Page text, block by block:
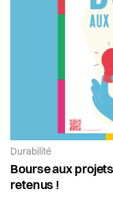
Article de la catégorie:
Durabilité
Bourse aux
retenus !